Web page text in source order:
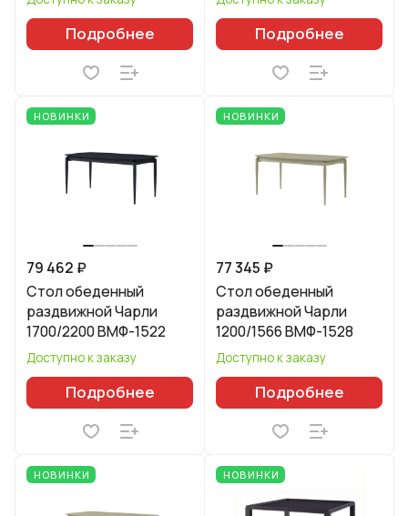
Подробнее Подробнее
НОВИНКИ
79 462 ₽
Стол обеденный
раздвижной Чарли
1700/2200 ВМФ-1522
Доступно к заказу
Подробнее
НОВИНКИ
77 345 ₽
Стол обеденный
раздвижной Чарли
1200/1566 ВМФ-1528
Доступно к заказу
Подробнее
НОВИНКИ НОВИНКИ